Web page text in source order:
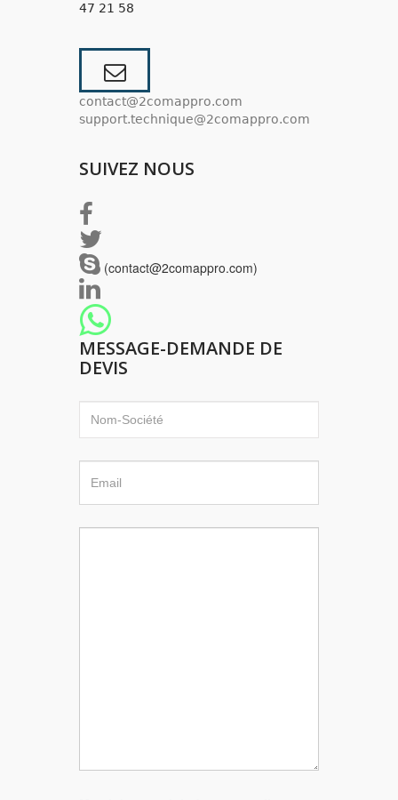
47 21 58
contact@2comappro.com
support.technique@2comappro.com
SUIVEZ NOUS
(contact@2comappro.com)
MESSAGE-DEMANDE DE
DEVIS